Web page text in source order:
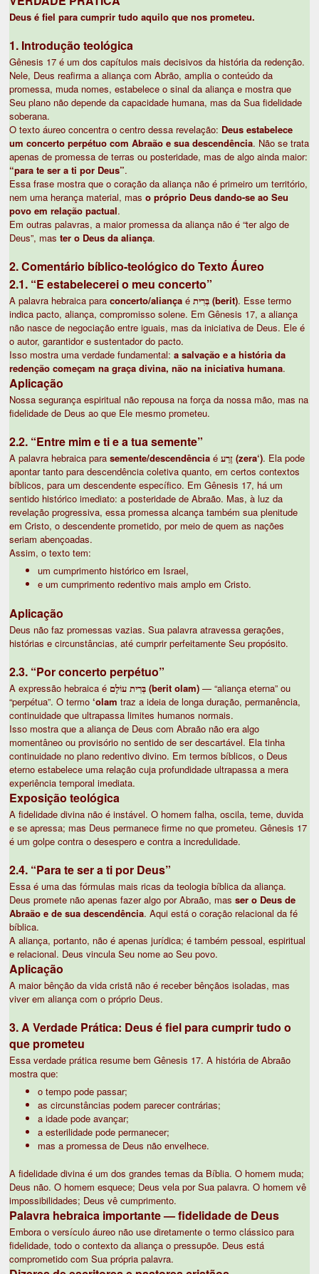
Deus é fiel para cumprir tudo aquilo que nos prometeu.
1. Introdução teológica
Gênesis 17 é um dos capítulos mais decisivos da história da redenção.
Nele, Deus reafirma a aliança com Abrão, amplia o conteúdo da
promessa, muda nomes, estabelece o sinal da aliança e mostra que
Seu plano não depende da capacidade humana, mas da Sua fidelidade
soberana.
O texto áureo concentra o centro dessa revelação: Deus estabelece
um concerto perpétuo com Abraão e sua descendência. Não se trata
apenas de promessa de terras ou posteridade, mas de algo ainda maior:
“para te ser a ti por Deus”.
Essa frase mostra que o coração da aliança não é primeiro um território,
nem uma herança material, maso próprio Deus dando-se ao Seu
povo em relação pactual.
Em outras palavras, a maior promessa da aliança não é “ter algo de
Deus”, master o Deus da aliança.
2. Comentário bíblico-teológico do Texto Áureo
2.1. “E estabelecerei o meu concerto”
A palavra hebraica paraconcerto/aliança é בְּרִית (berit). Esse termo
indica pacto, aliança, compromisso solene. Em Gênesis 17, a aliança
não nasce de negociação entre iguais, mas da iniciativa de Deus. Ele é
o autor, garantidor e sustentador do pacto.
Isso mostra uma verdade fundamental:a salvação e a história da
redenção começam na graça divina, não na iniciativa humana.
Aplicação
Nossa segurança espiritual não repousa na força da nossa mão, mas na
fidelidade de Deus ao que Ele mesmo prometeu.
2.2. “Entre mim e ti e a tua semente”
A palavra hebraica parasemente/descendência é זֶרַע (zera‘). Ela pode
apontar tanto para descendência coletiva quanto, em certos contextos
bíblicos, para um descendente específico. Em Gênesis 17, há um
sentido histórico imediato: a posteridade de Abraão. Mas, à luz da
revelação progressiva, essa promessa alcança também sua plenitude
em Cristo, o descendente prometido, por meio de quem as nações
seriam abençoadas.
Assim, o texto tem:
um cumprimento histórico em Israel,
e um cumprimento redentivo mais amplo em Cristo.
Aplicação
Deus não faz promessas vazias. Sua palavra atravessa gerações,
histórias e circunstâncias, até cumprir perfeitamente Seu propósito.
2.3. “Por concerto perpétuo”
A expressão hebraica é בְּרִית עוֹלָם (berit olam) — “aliança eterna” ou
“perpétua”. O termo‘olam traz a ideia de longa duração, permanência,
continuidade que ultrapassa limites humanos normais.
Isso mostra que a aliança de Deus com Abraão não era algo
momentâneo ou provisório no sentido de ser descartável. Ela tinha
continuidade no plano redentivo divino. Em termos bíblicos, o Deus
eterno estabelece uma relação cuja profundidade ultrapassa a mera
experiência temporal imediata.
Exposição teológica
A fidelidade divina não é instável. O homem falha, oscila, teme, duvida
e se apressa; mas Deus permanece firme no que prometeu. Gênesis 17
é um golpe contra o desespero e contra a incredulidade.
2.4. “Para te ser a ti por Deus”
Essa é uma das fórmulas mais ricas da teologia bíblica da aliança.
Deus promete não apenas fazer algo por Abraão, masser o Deus de
Abraão e de sua descendência. Aqui está o coração relacional da fé
bíblica.
A aliança, portanto, não é apenas jurídica; é também pessoal, espiritual
e relacional. Deus vincula Seu nome ao Seu povo.
Aplicação
A maior bênção da vida cristã não é receber bênçãos isoladas, mas
viver em aliança com o próprio Deus.
3. A Verdade Prática: Deus é fiel para cumprir tudo o
que prometeu
Essa verdade prática resume bem Gênesis 17. A história de Abraão
mostra que:
o tempo pode passar;
as circunstâncias podem parecer contrárias;
a idade pode avançar;
a esterilidade pode permanecer;
mas a promessa de Deus não envelhece.
A fidelidade divina é um dos grandes temas da Bíblia. O homem muda;
Deus não. O homem esquece; Deus vela por Sua palavra. O homem vê
impossibilidades; Deus vê cumprimento.
Palavra hebraica importante — fidelidade de Deus
Embora o versículo áureo não use diretamente o termo clássico para
fidelidade, todo o contexto da aliança o pressupõe. Deus está
comprometido com Sua própria palavra.